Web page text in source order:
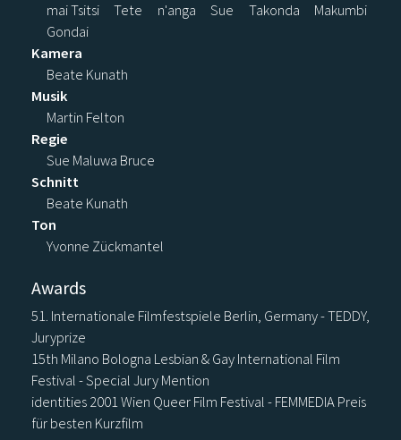
mai Tsitsi
Tete n'anga Sue Takonda
Makumbi
Gondai
Kamera
Beate Kunath
Musik
Martin Felton
Regie
Sue Maluwa Bruce
Schnitt
Beate Kunath
Ton
Yvonne Zückmantel
Awards
51. Internationale Filmfestspiele Berlin, Germany - TEDDY,
Juryprize
15th Milano Bologna Lesbian & Gay International Film
Festival - Special Jury Mention
identities 2001 Wien Queer Film Festival - FEMMEDIA Preis
für besten Kurzfilm